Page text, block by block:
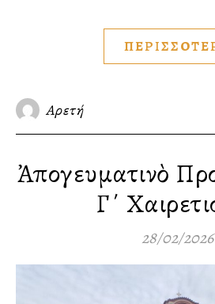
Αρετή
Ἀπογευματινὸ
Γ΄
28/02/2026